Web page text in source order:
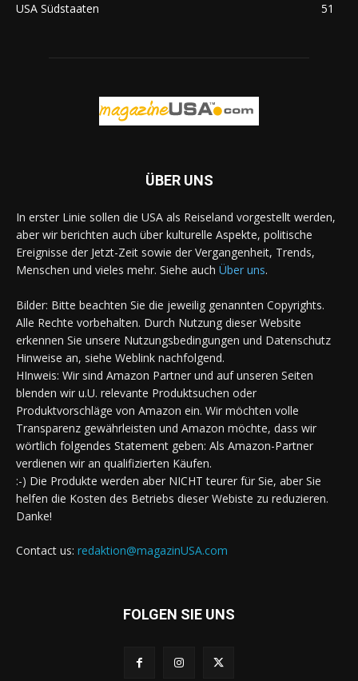
USA Südstaaten
51
ÜBER UNS
In erster Linie sollen die USA als Reiseland vorgestellt werden,
aber wir berichten auch über kulturelle Aspekte, politische
Ereignisse der Jetzt-Zeit sowie der Vergangenheit, Trends,
Menschen und vieles mehr. Siehe auch Über uns.
Bilder: Bitte beachten Sie die jeweilig genannten Copyrights.
Alle Rechte vorbehalten. Durch Nutzung dieser Website
erkennen Sie unsere Nutzungsbedingungen und Datenschutz
Hinweise an, siehe Weblink nachfolgend.
HInweis: Wir sind Amazon Partner und auf unseren Seiten
blenden wir u.U. relevante Produktsuchen oder
Produktvorschläge von Amazon ein. Wir möchten volle
Transparenz gewährleisten und Amazon möchte, dass wir
wörtlich folgendes Statement geben: Als Amazon-Partner
verdienen wir an qualifizierten Käufen.
:-) Die Produkte werden aber NICHT teurer für Sie, aber Sie
helfen die Kosten des Betriebs dieser Webiste zu reduzieren.
Danke!
Contact us: redaktion@magazinUSA.com
FOLGEN SIE UNS